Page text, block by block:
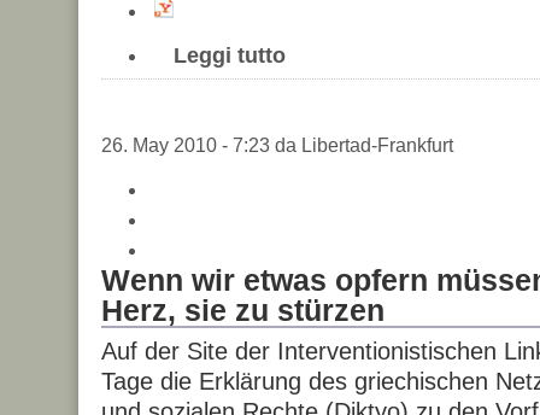
Leggi tutto
26. May 2010 - 7:23 da Libertad-Frankfurt
Wenn wir etwas opfern
Herz, sie zu stürzen
Auf der Site der Interventionistischen
Tage die Erklärung des griechischen